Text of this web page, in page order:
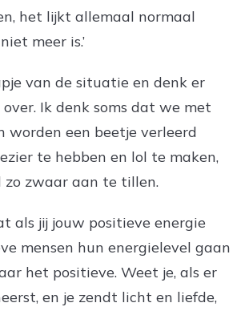
het lijkt allemaal normaal
meer is.’
van de situatie en denk er
Ik denk soms dat we met
worden een beetje verleerd
te hebben en lol te maken,
zo zwaar aan te tillen.
als jij jouw positieve energie
mensen hun energielevel gaan
het positieve. Weet je, als er
en je zendt licht en liefde,